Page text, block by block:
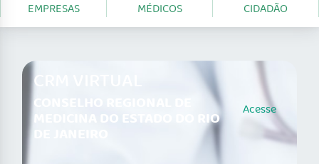
EMPRESAS MÉDICOS CIDADÃO
CRM VIRTUAL
CONSELHO REGIONAL DE
MEDICINA DO ESTADO DO RIO Acesse